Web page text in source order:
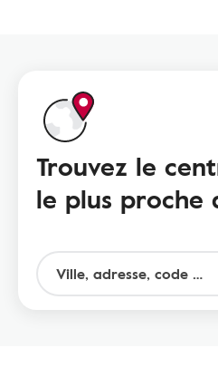
Trouvez le
le plus proche